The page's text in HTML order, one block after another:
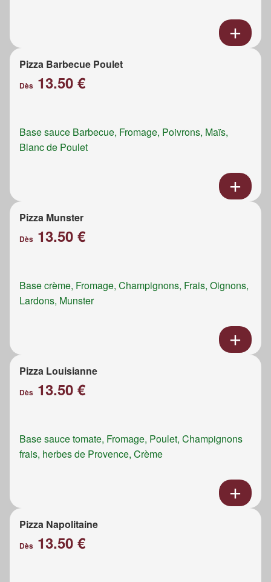
Pizza Barbecue Poulet
Dès 13.50 €
Base sauce Barbecue, Fromage, Poivrons, Maïs,
Blanc de Poulet
Pizza Munster
Dès 13.50 €
Base crème, Fromage, Champignons, Frais, Oignons,
Lardons, Munster
Pizza Louisianne
Dès 13.50 €
Base sauce tomate, Fromage, Poulet, Champignons
frais, herbes de Provence, Crème
Pizza Napolitaine
Dès 13.50 €